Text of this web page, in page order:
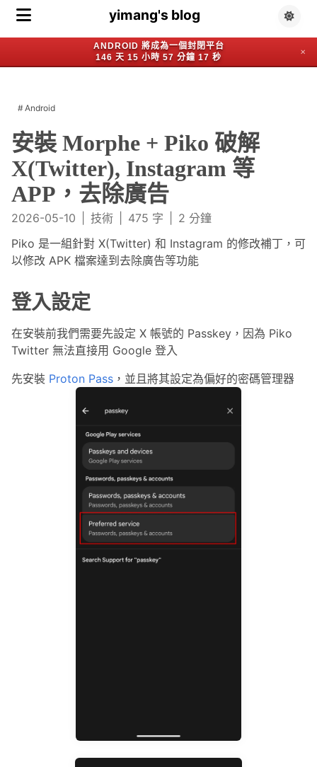
yimang's blog
ANDROID 將成為一個封閉平台
146 天 15 小時 57 分鐘 16 秒
✕
Android
安裝 Morphe + Piko 破解
X(Twitter), Instagram 等
APP，去除廣告
2026-05-10 技術 475 字
2 分鐘
Piko 是一組針對 X(Twitter) 和 Instagram 的修改補丁，可
以修改 APK 檔案達到去除廣告等功能
登入設定
在安裝前我們需要先設定 X 帳號的 Passkey，因為 Piko
Twitter 無法直接用 Google 登入
先安裝 Proton Pass ，並且將其設定為偏好的密碼管理器